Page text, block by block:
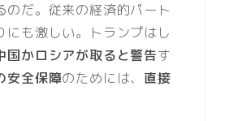
のだ。従来の経済的パート
も激しい。トランプはし
国かロシアが取ると警告す
安全保障のためには、 直接